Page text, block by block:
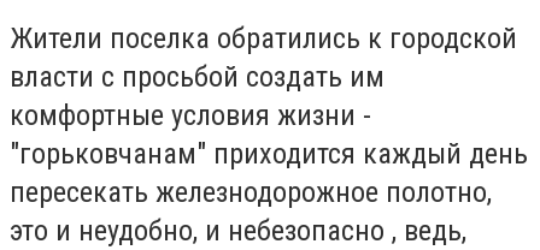
Жители поселка обратились к городской
власти с просьбой создать им
комфортные условия жизни -
"горьковчанам" приходится каждый день
пересекать железнодорожное полотно,
это и неудобно, и небезопасно , ведь,